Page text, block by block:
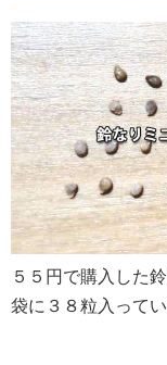
５５円で購入した
袋に３８粒入ってい